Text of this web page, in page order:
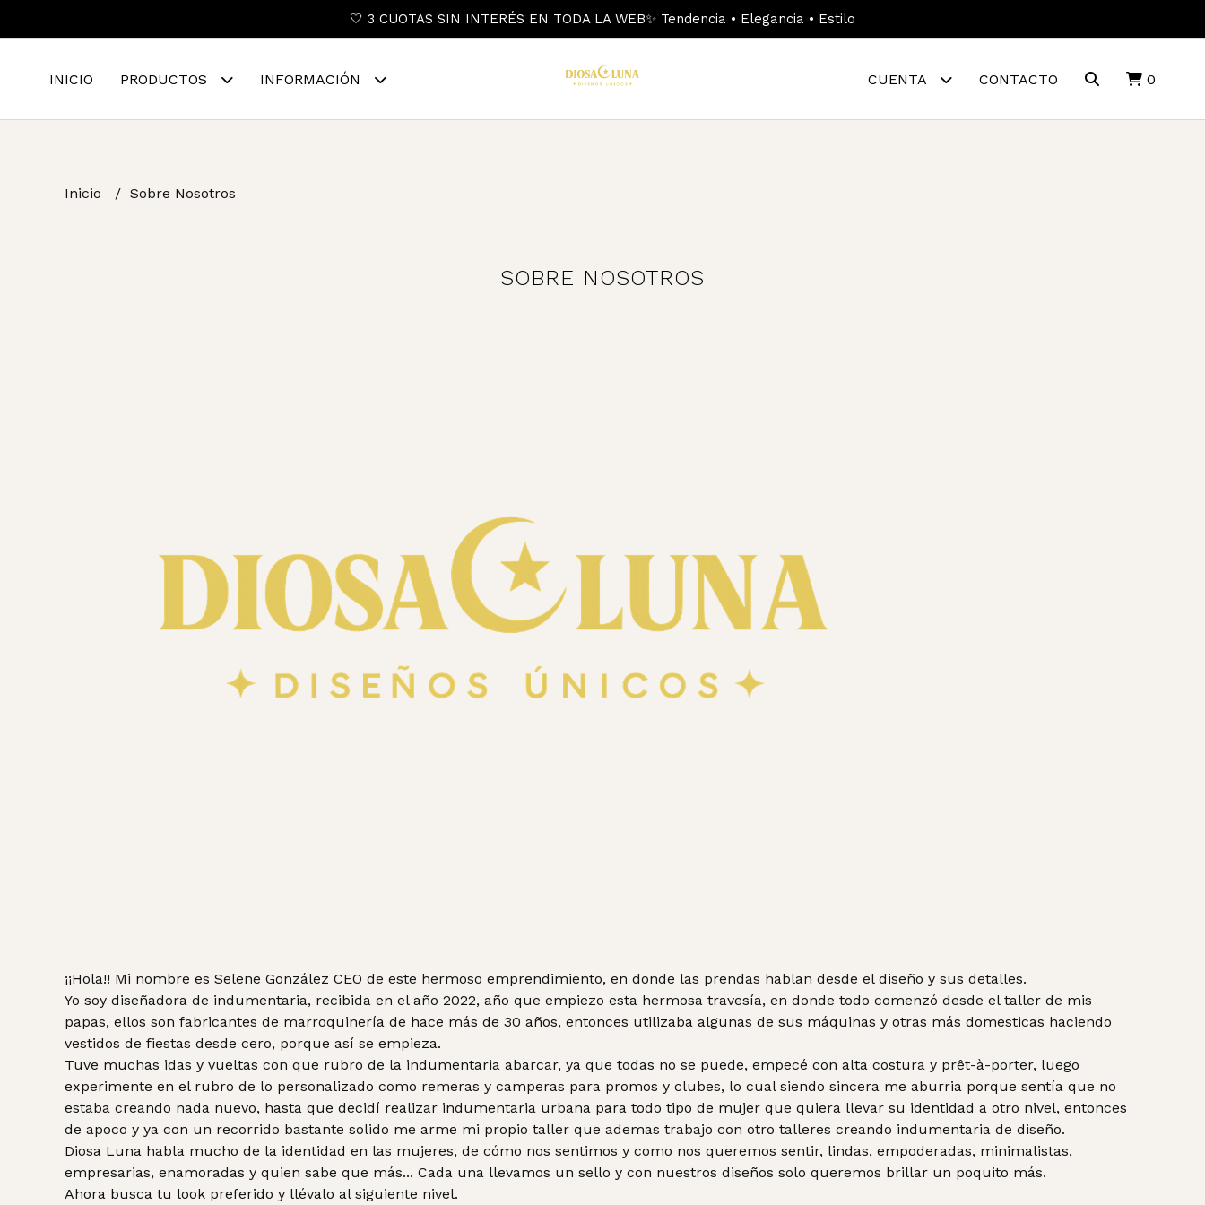
🤍 3 CUOTAS SIN INTERÉS EN TODA LA WEB✨ Tendencia • Elegancia • Estilo
INICIO PRODUCTOS INFORMACIÓN CUENTA CONTACTO 0
Inicio Sobre Nosotros
SOBRE NOSOTROS
¡¡Hola!! Mi nombre es Selene González CEO de este hermoso emprendimiento, en donde las prendas hablan desde el diseño y sus detalles.
Yo soy diseñadora de indumentaria, recibida en el año 2022, año que empiezo esta hermosa travesía, en donde todo comenzó desde el taller de mis
papas, ellos son fabricantes de marroquinería de hace más de 30 años, entonces utilizaba algunas de sus máquinas y otras más domesticas haciendo
vestidos de fiestas desde cero, porque así se empieza.
Tuve muchas idas y vueltas con que rubro de la indumentaria abarcar, ya que todas no se puede, empecé con alta costura y prêt-à-porter, luego
experimente en el rubro de lo personalizado como remeras y camperas para promos y clubes, lo cual siendo sincera me aburria porque sentía que no
estaba creando nada nuevo, hasta que decidí realizar indumentaria urbana para todo tipo de mujer que quiera llevar su identidad a otro nivel, entonces
de apoco y ya con un recorrido bastante solido me arme mi propio taller que ademas trabajo con otro talleres creando indumentaria de diseño.
Diosa Luna habla mucho de la identidad en las mujeres, de cómo nos sentimos y como nos queremos sentir, lindas, empoderadas, minimalistas,
empresarias, enamoradas y quien sabe que más... Cada una llevamos un sello y con nuestros diseños solo queremos brillar un poquito más.
Ahora busca tu look preferido y llévalo al siguiente nivel.